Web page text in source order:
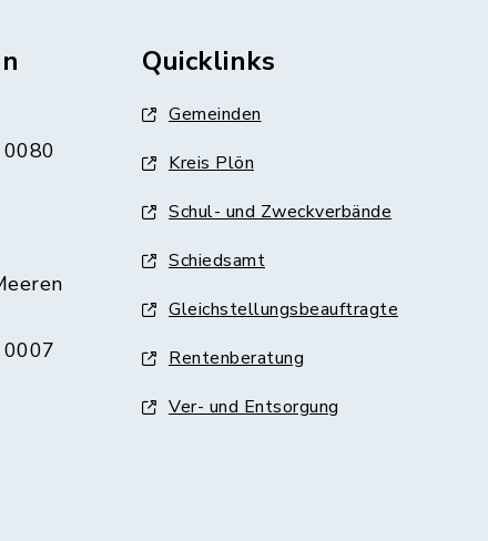
Quicklinks
Gemeinden
Kreis Plön
Schul- und Zweckverbände
Schiedsamt
Gleichstellungsbeauftragte
Rentenberatung
Ver- und Entsorgung